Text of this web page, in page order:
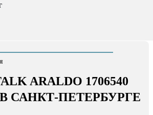
ARALDO 1706540
В САНКТ-ПЕТЕРБУРГЕ